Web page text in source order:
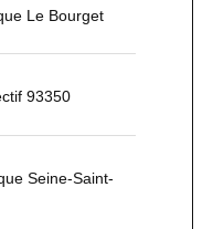
Le Bourget
93350
Seine-Saint-